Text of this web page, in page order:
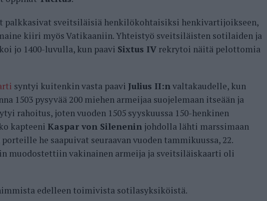
palkkasivat sveitsiläisiä henkilökohtaisiksi henkivartijoikseen,
kiiri myös Vatikaaniin. Yhteistyö sveitsiläisten sotilaiden ja
jo 1400-luvulla, kun paavi Sixtus IV rekrytoi näitä pelottomia
syntyi kuitenkin vasta paavi Julius II:nvaltakaudelle, kun
1503 pysyvää 200 miehen armeijaa suojelemaan itseään ja
rahoitus, joten vuoden 1505 syyskuussa 150-henkinen
kapteeni Kaspar von Silenenin johdolla lähti marssimaan
he saapuivat seuraavan vuoden tammikuussa, 22.
muodostettiin vakinainen armeija ja sveitsiläiskaarti oli
edelleen toimivista sotilasyksiköistä.